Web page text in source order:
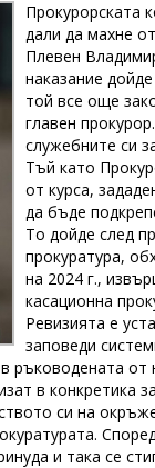
Прокурорската
дали да махне
Плевен
наказание
той все още
главен
служебните си
Тъй като
от курса,
да бъде
То дойде след
прокуратура,
на 2024 г.,
касационна
Ревизията е
заповеди
от
в конкретика
си на
и така се